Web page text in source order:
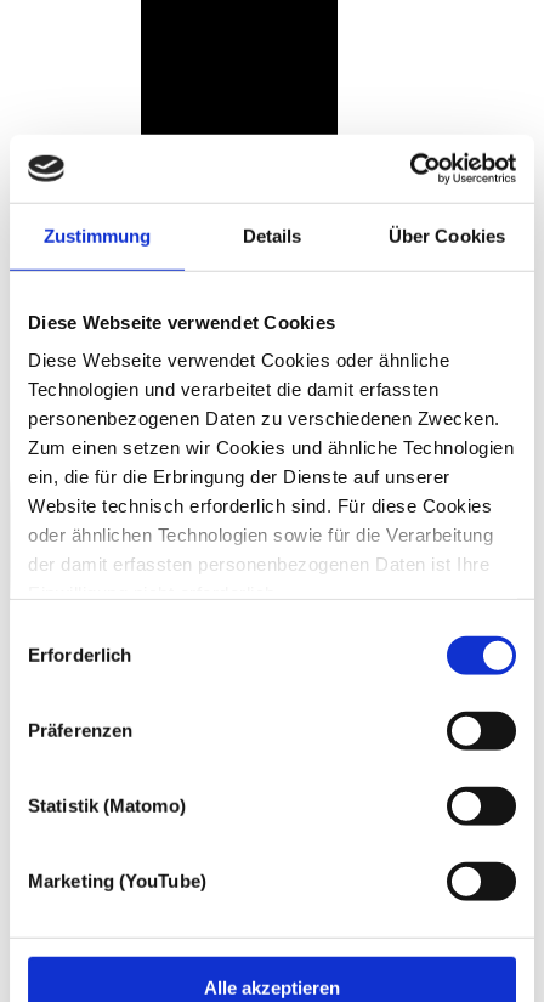
Zustimmung Details Über Cookies
Diese Webseite verwendet Cookies
Diese Webseite verwendet Cookies oder ähnliche
Technologien und verarbeitet die damit erfassten
personenbezogenen Daten zu verschiedenen Zwecken.
Zum einen setzen wir Cookies und ähnliche Technologien
ein, die für die Erbringung der Dienste auf unserer
Website technisch erforderlich sind. Für diese Cookies
oder ähnlichen Technologien sowie für die Verarbeitung
der damit erfassten personenbezogenen Daten ist Ihre
mit Ihrer ausdrücklichen Einwilligung einsetzen und die
Erforderlich
Präferenzen
Statistik (Matomo)
Marketing (YouTube)
Alle akzeptieren